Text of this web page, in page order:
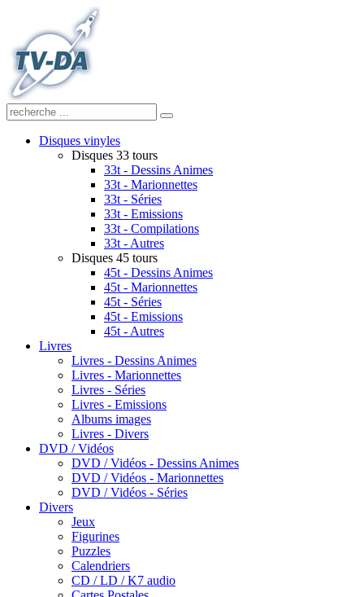
Disques vinyles
Disques 33 tours
33t - Dessins Animes
33t - Marionnettes
33t - Séries
33t - Emissions
33t - Compilations
33t - Autres
Disques 45 tours
45t - Dessins Animes
45t - Marionnettes
45t - Séries
45t - Emissions
45t - Autres
Livres
Livres - Dessins Animes
Livres - Marionnettes
Livres - Séries
Livres - Emissions
Albums images
Livres - Divers
DVD / Vidéos
DVD / Vidéos - Dessins Animes
DVD / Vidéos - Marionnettes
DVD / Vidéos - Séries
Divers
Jeux
Figurines
Puzzles
Calendriers
CD / LD / K7 audio